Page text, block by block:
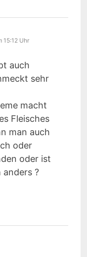
15:12 Uhr
auch
sehr
macht
Fleisches
man auch
oder
oder ist
anders ?